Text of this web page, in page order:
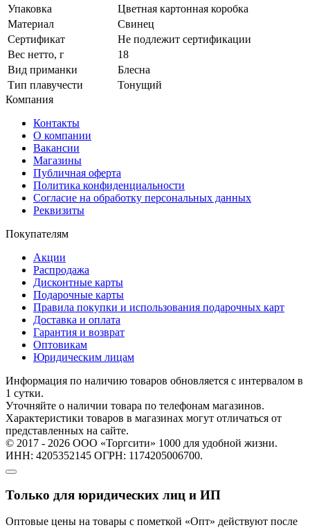
Упаковка
Цветная картонная коробка
Материал
Свинец
Сертификат
Не подлежит сертификации
Вес нетто, г
18
Вид приманки
Блесна
Тип плавучести
Тонущий
Компания
Контакты
О компании
Вакансии
Магазины
Публичная оферта
Политика конфиденциальности
Согласие на обработку персональных данных
Реквизиты
Покупателям
Акции
Распродажа
Дисконтные карты
Подарочные карты
Правила покупки и использования подарочных карт
Доставка и оплата
Гарантия и возврат
Оптовикам
Юридическим лицам
Информация по наличию товаров обновляется с интервалом в
1 сутки.
Уточняйте о наличии товара по телефонам магазинов.
Характеристики товаров в магазинах могут отличаться от
представленных на сайте.
© 2017 - 2026 ООО «Торгсити» 1000 для удобной жизни.
ИНН: 4205352145 ОГРН: 1174205006700.
Только для юридических лиц и ИП
Оптовые цены на товары с пометкой «Опт» действуют после